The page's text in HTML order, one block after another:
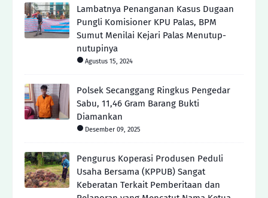
Lambatnya Penanganan Kasus Dugaan
Pungli Komisioner KPU Palas, BPM
Sumut Menilai Kejari Palas Menutup-
nutupinya
Agustus 15, 2024
Polsek Secanggang Ringkus Pengedar
Sabu, 11,46 Gram Barang Bukti
Diamankan
Desember 09, 2025
Pengurus Koperasi Produsen Peduli
Usaha Bersama (KPPUB) Sangat
Keberatan Terkait Pemberitaan dan